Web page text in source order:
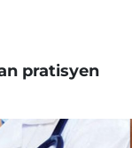
pratisyen